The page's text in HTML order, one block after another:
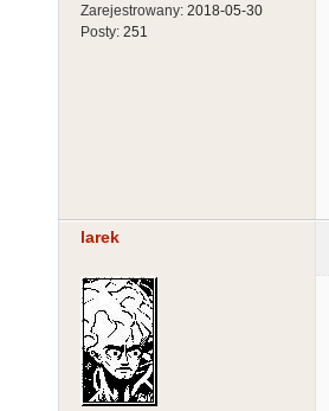
Zarejestrowany: 2018-05-30
Posty: 251
larek